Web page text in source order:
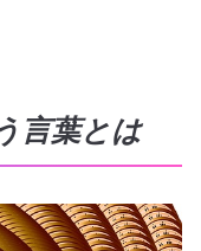
言葉とは